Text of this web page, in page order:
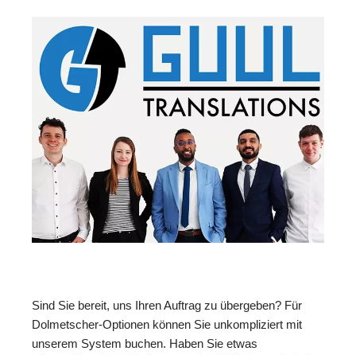
Sind Sie bereit, uns Ihren Auftrag zu übergeben? Für
Dolmetscher-Optionen können Sie unkompliziert mit
unserem System buchen. Haben Sie etwas